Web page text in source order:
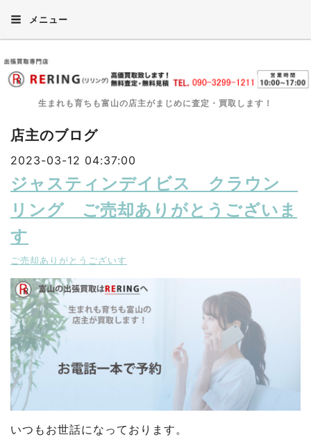
メニュー
生まれも育ちも富山の店主がまじめに査定・買取します！
店主のブログ
2023-03-12 04:37:00
ジャスティンデイビス クラウン
リング ご売却ありがとうございま
す
ご売却ありがとうございす
いつもお世話になっております。